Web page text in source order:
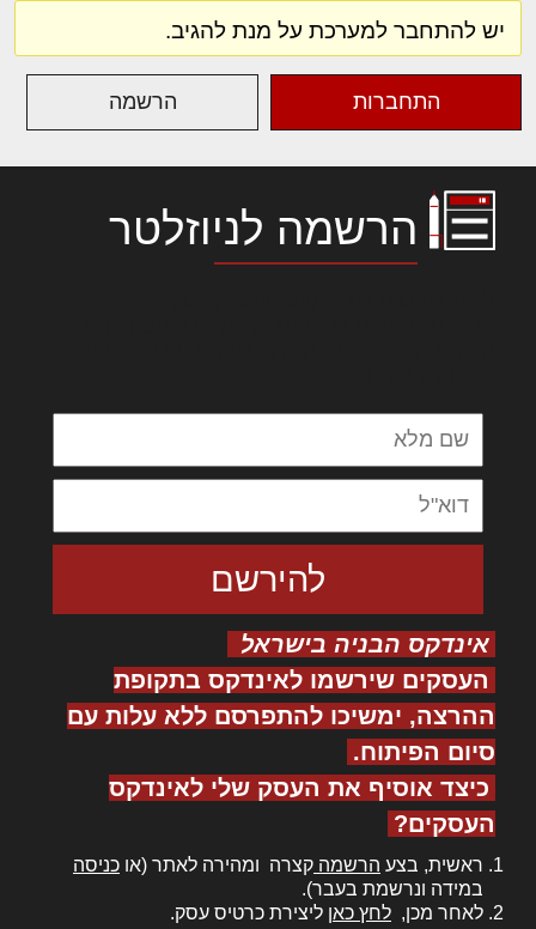
יש להתחבר למערכת על מנת להגיב.
התחברות הרשמה
הרשמה לניוזלטר
אינדקס הבניה בישראל
העסקים שירשמו לאינדקס בתקופת
ההרצה, ימשיכו להתפרסם ללא עלות עם
סיום הפיתוח.
כיצד אוסיף את העסק שלי לאינדקס
העסקים?
ראשית, בצע הרשמה קצרה ומהירה לאתר (או כניסה
במידה ונרשמת בעבר).
לאחר מכן, לחץ כאן ליצירת כרטיס עסק.